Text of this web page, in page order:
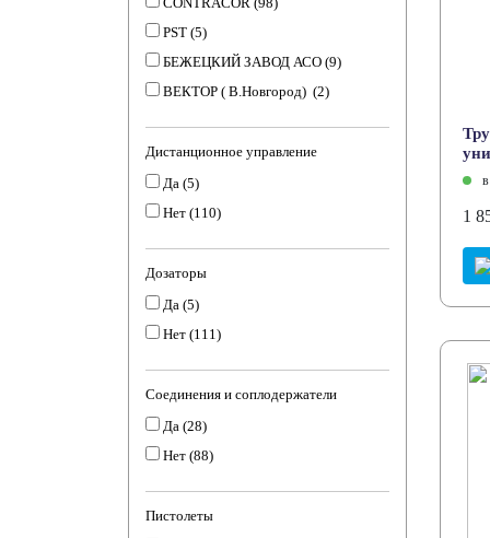
PST (5)
БЕЖЕЦКИЙ ЗАВОД АСО (9)
ВЕКТОР ( В.Новгород) (2)
Дистанционное управление
Да (5)
Нет (110)
Дозаторы
Да (5)
Нет (111)
Соединения и соплодержатели
Да (28)
Нет (88)
Пистолеты
1